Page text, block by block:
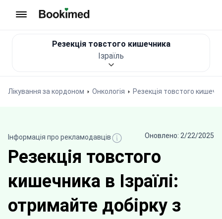
Лікування за кордоном Онкологія Резекція товстого
Резекція товстого кишечника
Ізраїль
Інформація про рекламодавців Оновлено: 2/22/2025
Резекція товстого
кишечника в Ізраїлі:
отримайте добірку з